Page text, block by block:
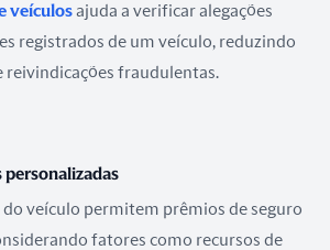
veículosajuda a verificar alegações
registrados de um veículo, reduzindo
reivindicações fraudulentas.
personalizadas
do veículo permitem prêmios de seguro
fatores como recursos de